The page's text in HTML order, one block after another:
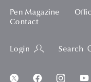
Pen Magazine
Contact
Login Search